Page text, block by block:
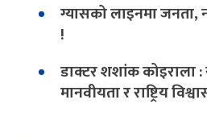
ग्यासको लाइनमा जनता,
!
डाक्टर शशांक कोइराला
मानवीयता र राष्ट्रिय